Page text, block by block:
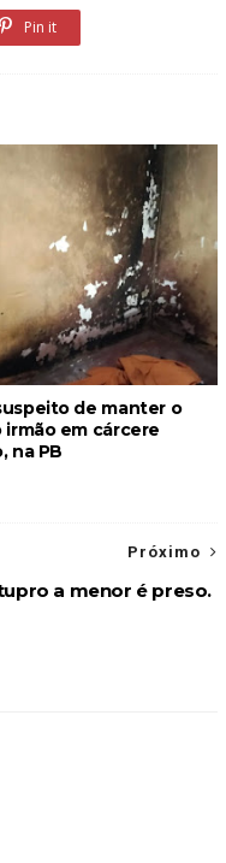
Pin it
de manter o
irmão em cárcere
na PB
Próximo
a menor é preso.